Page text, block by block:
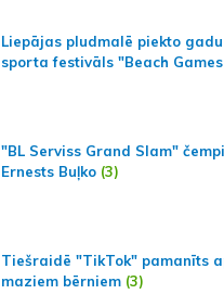
Liepājas pludmalē piekto
sporta festivāls "Beach
"BL Serviss Grand Slam"
Ernests Buļko (3)
Tiešraidē "TikTok" pamanīts
maziem bērniem (3)